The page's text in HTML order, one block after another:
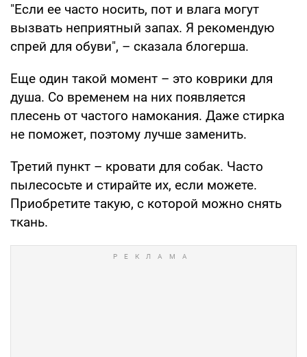
"Если ее часто носить, пот и влага могут
вызвать неприятный запах. Я рекомендую
спрей для обуви", – сказала блогерша.
Еще один такой момент – это коврики для
душа. Со временем на них появляется
плесень от частого намокания. Даже стирка
не поможет, поэтому лучше заменить.
Третий пункт – кровати для собак. Часто
пылесосьте и стирайте их, если можете.
Приобретите такую, с которой можно снять
ткань.